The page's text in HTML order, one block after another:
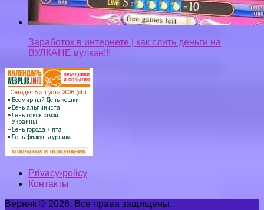
Заработок в интернете | как слить деньги на
ВУЛКАНЕ вулкан!!!
Privacy-policy
Контакты
Верняк © 2026. Все права защищены.